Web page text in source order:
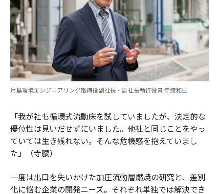
月島環境エンジニアリング取締役副社長・副社長執行役員 寺腰和由
「我が社も循環式流動床を試していましたが、決定的な
優位性は見いだせずにいました。他社と同じことをやっ
ていては生き残れない。そんな危機感を抱えていまし
た」（寺腰）
一度は出口を失いかけた加圧流動層燃焼の研究と、差別
化に悩む企業の開発ニーズ。それぞれ単独では解決でき